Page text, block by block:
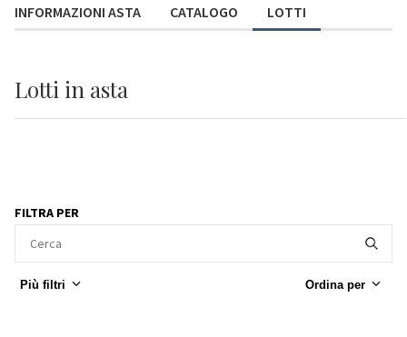
INFORMAZIONI ASTA CATALOGO LOTTI
Lotti in asta
FILTRA PER
Più filtri Ordina per